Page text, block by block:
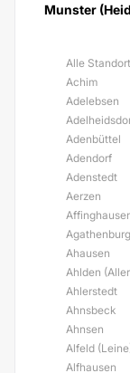
Munster
Alle
Achim
Adelebsen
Adenbüttel
Adendorf
Adenstedt
Aerzen
Agathenburg
Ahausen
Ahlden
Ahlerstedt
Ahnsbeck
Ahnsen
Alfeld
Alfhausen